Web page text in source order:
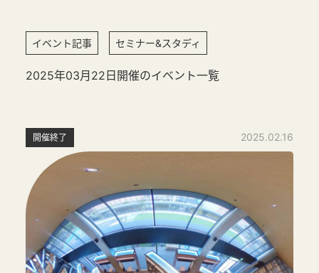
イベント記事 セミナー&スタディ
2025年03月22日開催のイベント一覧
開催終了 2025.02.16